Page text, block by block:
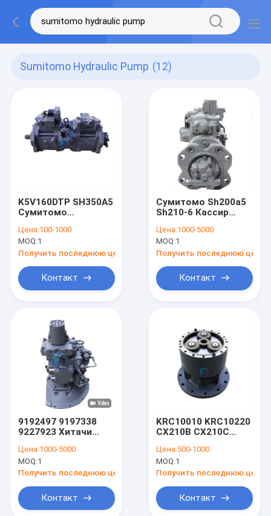
Sumitomo Hydraulic Pump (12)
K5V160DTP SH350A5
Сумитомо
насос Assy
KSJ12240 CASE
CX350B CX350D
Цена:100-1000
MOQ:1
Получить последнюю цену
Контакт
Сумитомо Sh200a5
Sh210-6 Кассир
насос
K3V112DTP1F9R-
9Y14-HV
Цена:1000-5000
MOQ:1
Получить последнюю цену
Контакт
9192497 9197338
9227923 Хитачи
гидравлический
насос HPK055AT-18A
HPK055AT-23A
Цена:1000-5000
MOQ:1
Получить последнюю цену
Контакт
KRC10010 KRC10220
CX210B CX210C
Устройство Swing
Gearbox экскаватор
для случая
Цена:500-1000
MOQ:1
Получить последнюю цену
Контакт